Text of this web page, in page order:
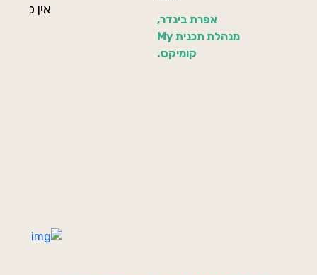
אפרת בינדר,
מנהלת תכנית My
קומיקס.
אין ספק